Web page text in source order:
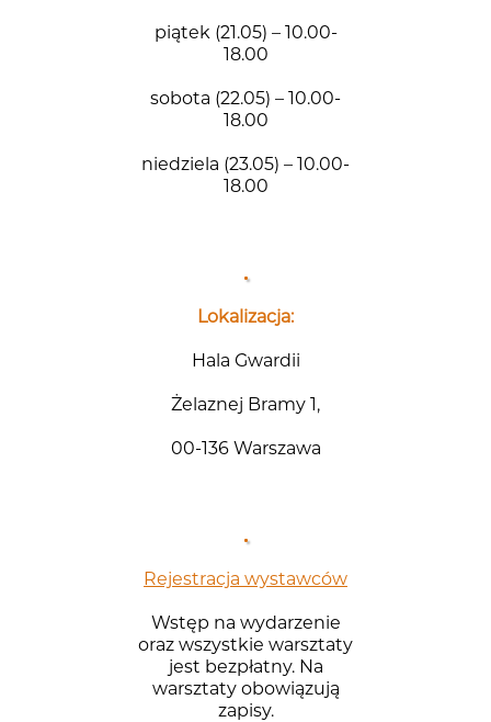
piątek (21.05) – 10.00-
18.00
sobota (22.05) – 10.00-
18.00
niedziela (23.05) – 10.00-
18.00
Lokalizacja:
Hala Gwardii
Żelaznej Bramy 1,
00-136 Warszawa
Rejestracja wystawców
Wstęp na wydarzenie
oraz wszystkie warsztaty
jest bezpłatny. Na
warsztaty obowiązują
zapisy.